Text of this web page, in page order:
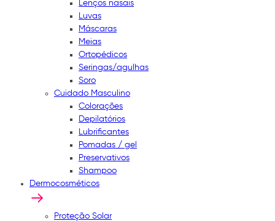
Lenços nasais
Luvas
Máscaras
Meias
Ortopédicos
Seringas/agulhas
Soro
Cuidado Masculino
Colorações
Depilatórios
Lubrificantes
Pomadas / gel
Preservativos
Shampoo
Dermocosméticos
Proteção Solar